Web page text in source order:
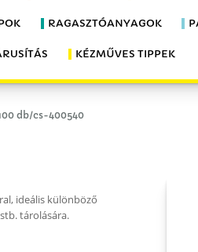
RAGASZTÓANYAGOK
KÉZMŰVES TIPPEK
db/cs-400540
ideális különböző
tárolására.